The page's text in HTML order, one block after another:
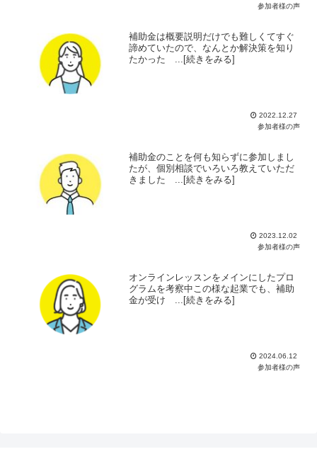
参加者様の声
補助金は概要説明だけでも難しくてすぐ
諦めていたので、なんとか解決策を知り
たかった ...[続きをみる]
2022.12.27
参加者様の声
補助金のことを何も知らずに参加しまし
たが、個別相談でいろいろ教えていただ
きました ...[続きをみる]
2023.12.02
参加者様の声
オンラインレッスンをメインにしたプロ
グラムを考察中この様な起業でも、補助
金が受け ...[続きをみる]
2024.06.12
参加者様の声